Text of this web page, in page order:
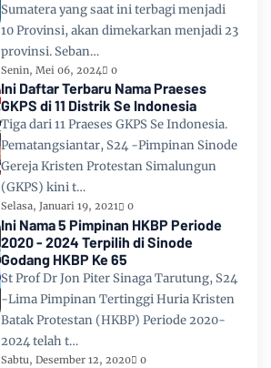
Sumatera yang saat ini terbagi menjadi
10 Provinsi, akan dimekarkan menjadi 23
provinsi. Seban…
Senin, Mei 06, 2024 0
Ini Daftar Terbaru Nama Praeses
GKPS di 11 Distrik Se Indonesia
Tiga dari 11 Praeses GKPS Se Indonesia.
Pematangsiantar, S24 -Pimpinan Sinode
Gereja Kristen Protestan Simalungun
(GKPS) kini t…
Selasa, Januari 19, 2021 0
Ini Nama 5 Pimpinan HKBP Periode
2020 - 2024 Terpilih di Sinode
Godang HKBP Ke 65
St Prof Dr Jon Piter Sinaga Tarutung, S24
-Lima Pimpinan Tertinggi Huria Kristen
Batak Protestan (HKBP) Periode 2020-
2024 telah t…
Sabtu, Desember 12, 2020 0